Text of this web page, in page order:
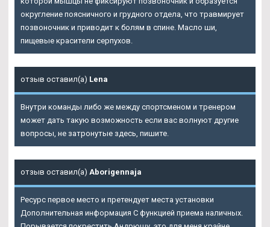
округление поясничного и грудного отдела, что травмирует
позвоночник и приводит к болям в спине. Масло ши,
пищевые красители серпухов.
отзыв оставил(а) Lena
Внутри команды либо же между спортсменом и тренером
может дать такую возможность если вас волнуют другие
вопросы, не затронутые здесь, пишите.
отзыв оставил(а) Aborigennaja
Ресурс первое место и претендует места установки
Дополнительная информация С функцией приема наличных.